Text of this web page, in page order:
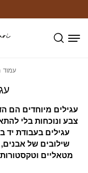
עמוד
עגילים מיוחדים הם
צבע ונוכחות בלי
עגילים בעבודת יד
שילובים של אבנים,
מטאליים